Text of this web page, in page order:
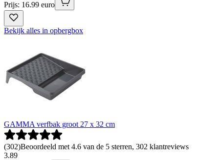
Prijs: 16.99 euro
Bekijk alles in opbergbox
GAMMA verfbak groot 27 x 32 cm
(302)Beoordeeld met 4.6 van de 5 sterren, 302 klantreviews
3.89